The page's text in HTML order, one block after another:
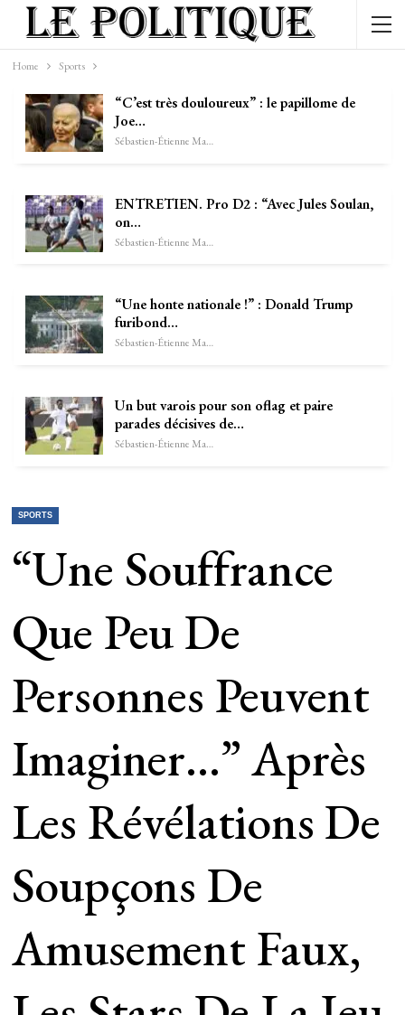
Home Sports
“C’est très douloureux” : le papillome de
Joe…
Sébastien-Étienne Marechal
ENTRETIEN. Pro D2 : “Avec Jules Soulan,
on…
Sébastien-Étienne Marechal
“Une honte nationale !” : Donald Trump
furibond…
Sébastien-Étienne Marechal
Un but varois pour son oflag et paire
parades décisives de…
Sébastien-Étienne Marechal
SPORTS
“Une Souffrance
Que Peu De
Personnes Peuvent
Imaginer…” Après
Les Révélations De
Soupçons De
Amusement Faux,